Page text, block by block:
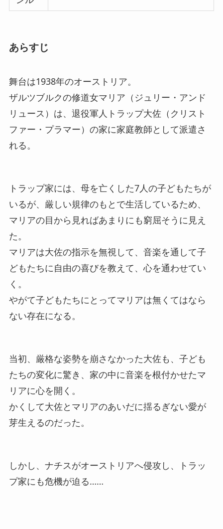
あらすじ
舞台は1938年のオーストリア。
ザルツブルクの修道女マリア（ジュリー・アンド
リュース）は、退役軍人トラップ大佐（クリスト
ファー・プラマー）の家に家庭教師として派遣さ
れる。
トラップ家には、母を亡くした7人の子どもたちが
いるが、厳しい規律のもとで生活しているため、
マリアの目から見ればあまりにも窮屈そうに見え
た。
マリアは大佐の指示を無視して、音楽を通して子
どもたちに自由の喜びを教えて、心を通わせてい
く。
やがて子どもたちにとってマリアは無くてはなら
ない存在になる。
当初、厳格な姿勢を崩さなかった大佐も、子ども
たちの変化に驚き、家の中に音楽を根付かせたマ
リアに心を開く。
かくして大佐とマリアのあいだに揺るぎない愛が
芽生えるのだった。
しかし、ナチスがオーストリアへ侵攻し、トラッ
プ家にも危機が迫る……